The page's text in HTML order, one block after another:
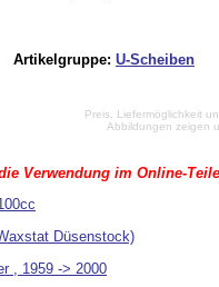
Artikelgruppe: U-Scheiben
Preis, Liefermöglichkeit
Abbildungen zeigen
Verwendung im Online-
Düsenstock)
, 1959 -> 2000